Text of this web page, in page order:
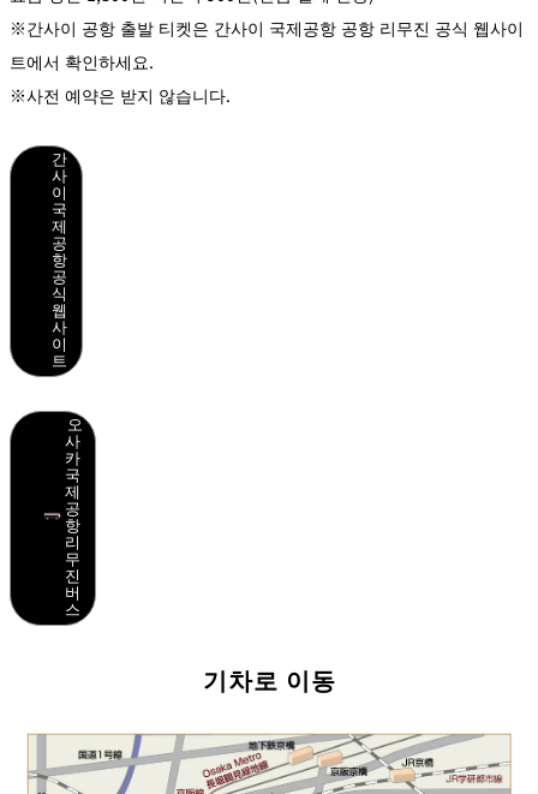
※간사이 공항 출발 티켓은 간사이 국제공항 공항 리무진 공식 웹사이
트에서 확인하세요.
※사전 예약은 받지 않습니다.
간
사
이
국
제
공
항
공
식
웹
사
이
트
오
사
카
국
제
공
항
리
무
진
버
스
기차로 이동